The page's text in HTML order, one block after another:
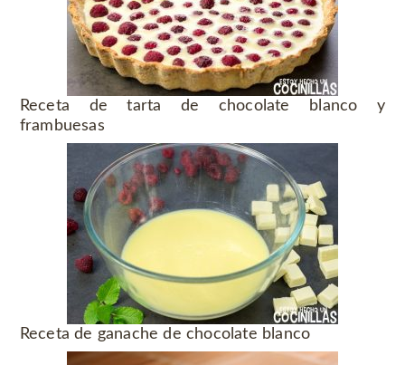
Receta de tarta de chocolate blanco y
frambuesas
Receta de ganache de chocolate blanco